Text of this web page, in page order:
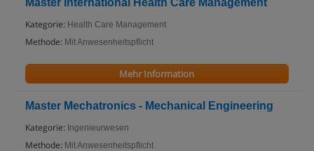
Kategorie: Health Care Management
Methode: Mit Anwesenheitspflicht
Mehr Information
Master Mechatronics - Mechanical Engineering
Kategorie: Ingenieurwesen
Methode: Mit Anwesenheitspflicht